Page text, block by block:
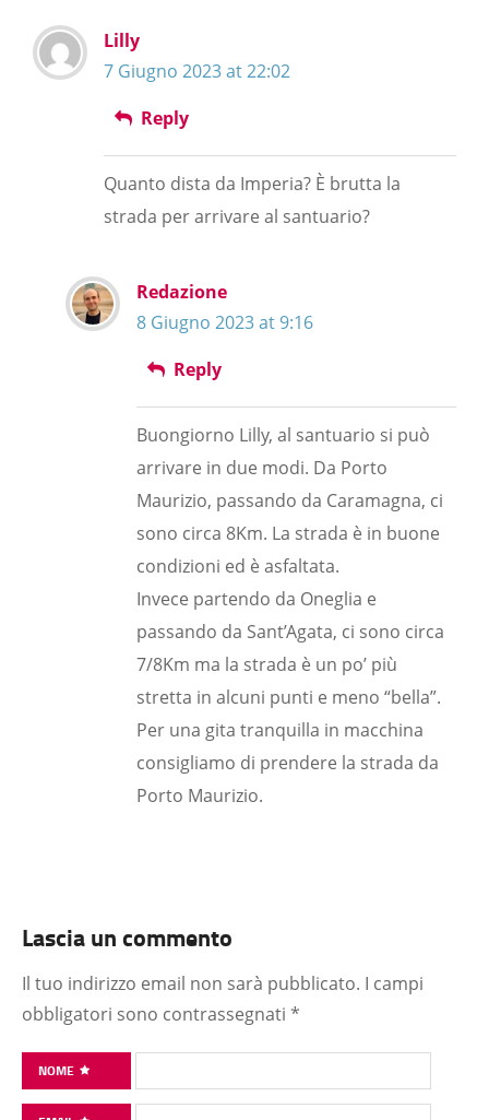
Lilly
7 Giugno 2023 at 22:02
Reply
Quanto dista da Imperia? È brutta la
strada per arrivare al santuario?
Redazione
8 Giugno 2023 at 9:16
Reply
Buongiorno Lilly, al santuario si può
arrivare in due modi. Da Porto
Maurizio, passando da Caramagna, ci
sono circa 8Km. La strada è in buone
condizioni ed è asfaltata.
Invece partendo da Oneglia e
passando da Sant’Agata, ci sono circa
7/8Km ma la strada è un po’ più
stretta in alcuni punti e meno “bella”.
Per una gita tranquilla in macchina
consigliamo di prendere la strada da
Porto Maurizio.
Lascia un commento
Il tuo indirizzo email non sarà pubblicato. I campi
obbligatori sono contrassegnati *
NOME